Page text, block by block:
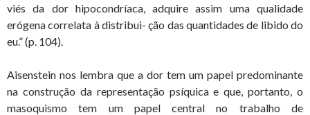
viés da dor hipocondríaca, adquire assim uma qualidade
erógena correlata à distribui- ção das quantidades de libido do
eu.” (p. 104).
Aisenstein nos lembra que a dor tem um papel predominante
na construção da representação psíquica e que, portanto, o
masoquismo tem um papel central no trabalho de